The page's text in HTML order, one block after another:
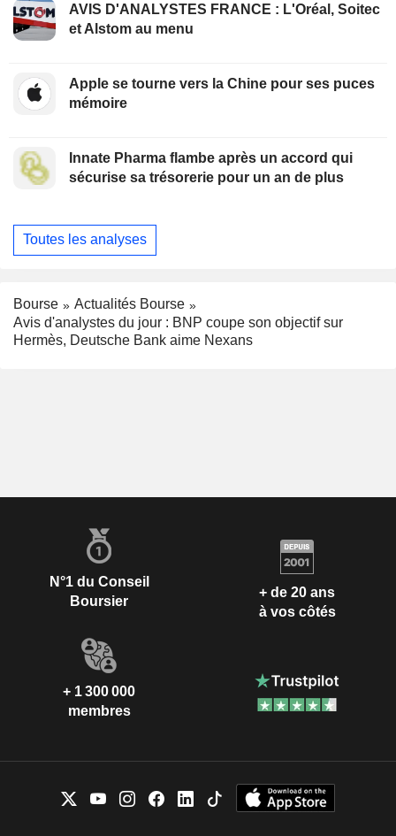
AVIS D'ANALYSTES FRANCE : L'Oréal, Soitec
et Alstom au menu
Apple se tourne vers la Chine pour ses puces
mémoire
Innate Pharma flambe après un accord qui
sécurise sa trésorerie pour un an de plus
Toutes les analyses
Bourse
Actualités Bourse
Avis d'analystes du jour : BNP coupe son objectif sur
Hermès, Deutsche Bank aime Nexans
N°1 du Conseil
Boursier
+ de 20 ans
à vos côtés
+ 1 300 000
membres